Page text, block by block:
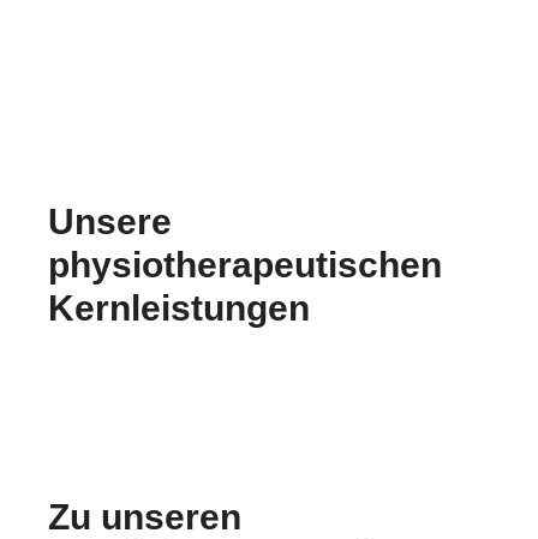
Unsere
physiotherapeutischen
Kernleistungen
Zu unseren